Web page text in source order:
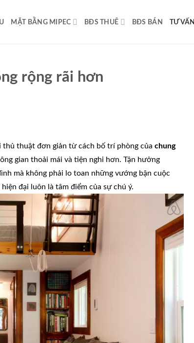
MẶT BẰNG MIPEC BĐS THUÊ BĐS BÁN TƯ VẤN
rộng rãi hơn
thuật đơn giản từ cách bố trí phòng của chung
gian thoải mái và tiện nghi hơn. Tận hưởng
mà không phải lo toan những vướng bận cuộc
đại luôn là tâm điểm của sự chú ý.